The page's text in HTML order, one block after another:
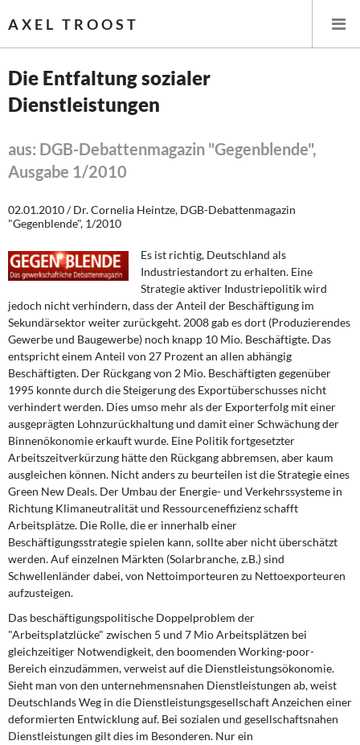
AXEL TROOST
Startseite
Themen
Leitlinien linker Wirtschafts- und Finanzpolitik
Wirtschaftspolitik
Steuer- und Finanzpolitik
Öffentliche Infrastruktur und Daseinsvorsorge
Eurokrise und Griechenland
DIE LINKE
Weitere Themen
Memo-Gruppe
Institut Solidarische Moderne
Rosa-Luxemburg-Stiftung
Über mich
Kontakt
Die Entfaltung sozialer
Dienstleistungen
aus: DGB-Debattenmagazin "Gegenblende",
Ausgabe 1/2010
02.01.2010 / Dr. Cornelia Heintze, DGB-Debattenmagazin
"Gegenblende", 1/2010
Es ist richtig, Deutschland als
Industriestandort zu erhalten. Eine
Strategie aktiver Industriepolitik wird
jedoch nicht verhindern, dass der Anteil der Beschäftigung im
Sekundärsektor weiter zurückgeht. 2008 gab es dort (Produzierendes
Gewerbe und Baugewerbe) noch knapp 10 Mio. Beschäftigte. Das
entspricht einem Anteil von 27 Prozent an allen abhängig
Beschäftigten. Der Rückgang von 2 Mio. Beschäftigten gegenüber
1995 konnte durch die Steigerung des Exportüberschusses nicht
verhindert werden. Dies umso mehr als der Exporterfolg mit einer
ausgeprägten Lohnzurückhaltung und damit einer Schwächung der
Binnenökonomie erkauft wurde. Eine Politik fortgesetzter
Arbeitszeitverkürzung hätte den Rückgang abbremsen, aber kaum
ausgleichen können. Nicht anders zu beurteilen ist die Strategie eines
Green New Deals. Der Umbau der Energie- und Verkehrssysteme in
Richtung Klimaneutralität und Ressourceneffizienz schafft
Arbeitsplätze. Die Rolle, die er innerhalb einer
Beschäftigungsstrategie spielen kann, sollte aber nicht überschätzt
werden. Auf einzelnen Märkten (Solarbranche, z.B.) sind
Schwellenländer dabei, von Nettoimporteuren zu Nettoexporteuren
aufzusteigen.
Das beschäftigungspolitische Doppelproblem der
"Arbeitsplatzlücke" zwischen 5 und 7 Mio Arbeitsplätzen bei
gleichzeitiger Notwendigkeit, den boomenden Working-poor-
Bereich einzudämmen, verweist auf die Dienstleistungsökonomie.
Sieht man von den unternehmensnahen Dienstleistungen ab, weist
Deutschlands Weg in die Dienstleistungsgesellschaft Anzeichen einer
deformierten Entwicklung auf. Bei sozialen und gesellschaftsnahen
Dienstleistungen gilt dies im Besonderen. Nur ein